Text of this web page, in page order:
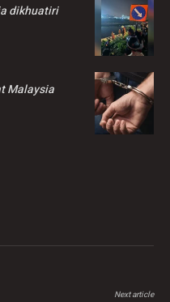
dikhuatiri
Malaysia
Next article